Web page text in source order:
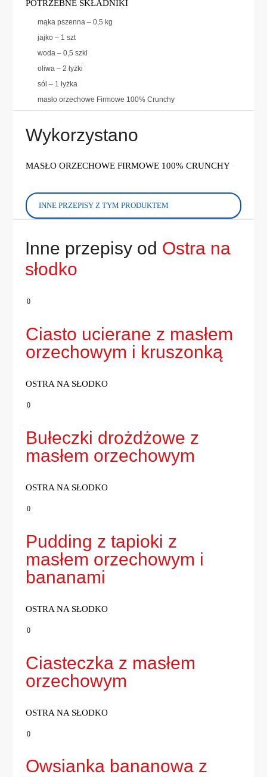
POTRZEBNE SKŁADNIKI
mąka pszenna – 0,5 kg
jajko – 1 szt
woda – 0,5 szkl
oliwa – 2 łyżki
sól – 1 łyżka
masło orzechowe Firmowe 100% Crunchy
Wykorzystano
MASŁO ORZECHOWE FIRMOWE 100% CRUNCHY
INNE PRZEPISY Z TYM PRODUKTEM
Inne przepisy od Ostra na
słodko
0
Ciasto ucierane z masłem
orzechowym i kruszonką
OSTRA NA SŁODKO
0
Bułeczki drożdżowe z
masłem orzechowym
OSTRA NA SŁODKO
0
Pudding z tapioki z
masłem orzechowym i
bananami
OSTRA NA SŁODKO
0
Ciasteczka z masłem
orzechowym
OSTRA NA SŁODKO
0
Owsianka bananowa z